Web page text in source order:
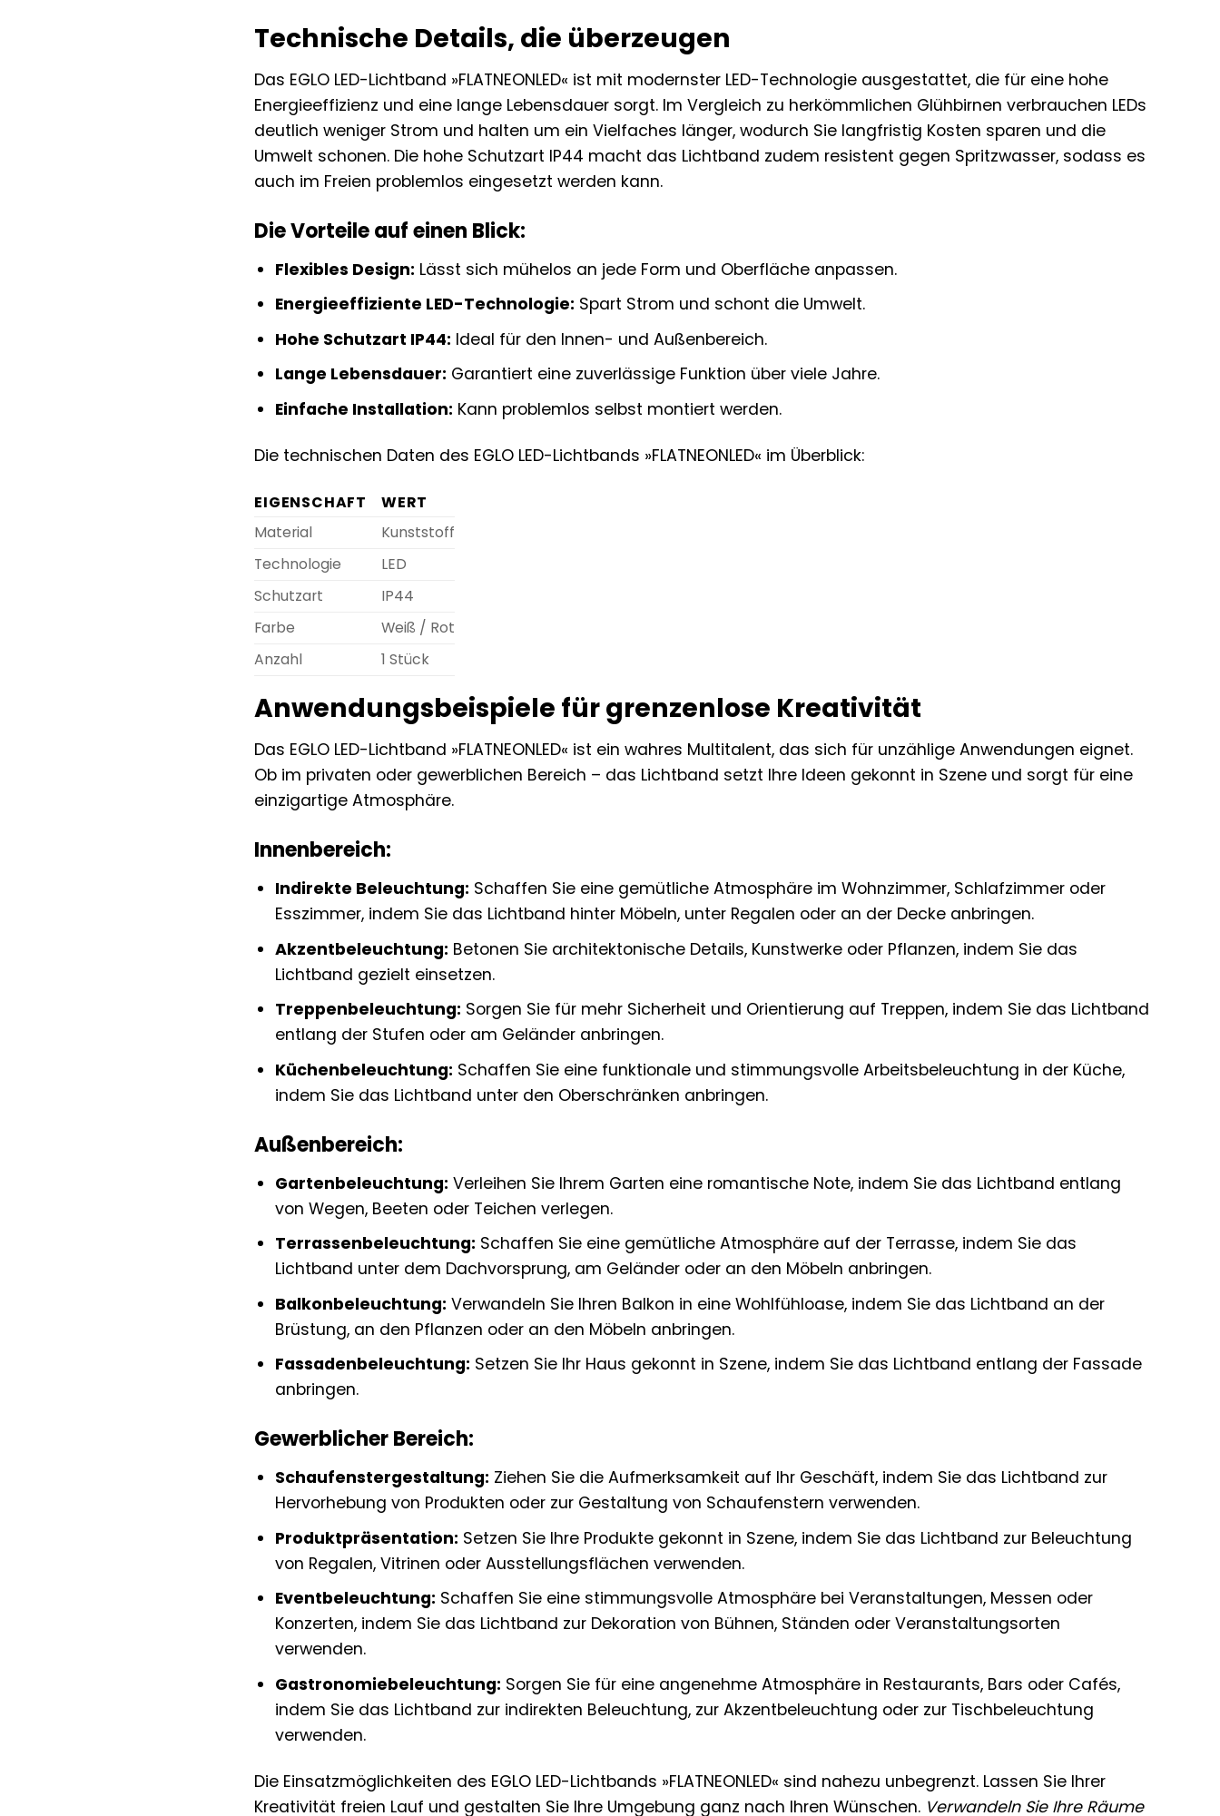
Technische Details, die überzeugen
Das EGLO LED-Lichtband »FLATNEONLED« ist mit modernster LED-Technologie ausgestattet, die für eine hohe
Energieeffizienz und eine lange Lebensdauer sorgt. Im Vergleich zu herkömmlichen Glühbirnen verbrauchen LEDs
deutlich weniger Strom und halten um ein Vielfaches länger, wodurch Sie langfristig Kosten sparen und die
Umwelt schonen. Die hohe Schutzart IP44 macht das Lichtband zudem resistent gegen Spritzwasser, sodass es
auch im Freien problemlos eingesetzt werden kann.
Die Vorteile auf einen Blick:
Flexibles Design: Lässt sich mühelos an jede Form und Oberfläche anpassen.
Energieeffiziente LED-Technologie: Spart Strom und schont die Umwelt.
Hohe Schutzart IP44: Ideal für den Innen- und Außenbereich.
Lange Lebensdauer: Garantiert eine zuverlässige Funktion über viele Jahre.
Einfache Installation: Kann problemlos selbst montiert werden.
Die technischen Daten des EGLO LED-Lichtbands »FLATNEONLED« im Überblick:
EIGENSCHAFT
WERT
Material
Kunststoff
Technologie
LED
Schutzart
IP44
Farbe
Weiß / Rot
Anzahl
1 Stück
Anwendungsbeispiele für grenzenlose Kreativität
Das EGLO LED-Lichtband »FLATNEONLED« ist ein wahres Multitalent, das sich für unzählige Anwendungen eignet.
Ob im privaten oder gewerblichen Bereich – das Lichtband setzt Ihre Ideen gekonnt in Szene und sorgt für eine
einzigartige Atmosphäre.
Innenbereich:
Indirekte Beleuchtung: Schaffen Sie eine gemütliche Atmosphäre im Wohnzimmer, Schlafzimmer oder
Esszimmer, indem Sie das Lichtband hinter Möbeln, unter Regalen oder an der Decke anbringen.
Akzentbeleuchtung: Betonen Sie architektonische Details, Kunstwerke oder Pflanzen, indem Sie das
Lichtband gezielt einsetzen.
Treppenbeleuchtung: Sorgen Sie für mehr Sicherheit und Orientierung auf Treppen, indem Sie das Lichtband
entlang der Stufen oder am Geländer anbringen.
Küchenbeleuchtung: Schaffen Sie eine funktionale und stimmungsvolle Arbeitsbeleuchtung in der Küche,
indem Sie das Lichtband unter den Oberschränken anbringen.
Außenbereich:
Gartenbeleuchtung: Verleihen Sie Ihrem Garten eine romantische Note, indem Sie das Lichtband entlang
von Wegen, Beeten oder Teichen verlegen.
Terrassenbeleuchtung: Schaffen Sie eine gemütliche Atmosphäre auf der Terrasse, indem Sie das
Lichtband unter dem Dachvorsprung, am Geländer oder an den Möbeln anbringen.
Balkonbeleuchtung: Verwandeln Sie Ihren Balkon in eine Wohlfühloase, indem Sie das Lichtband an der
Brüstung, an den Pflanzen oder an den Möbeln anbringen.
Fassadenbeleuchtung: Setzen Sie Ihr Haus gekonnt in Szene, indem Sie das Lichtband entlang der Fassade
anbringen.
Gewerblicher Bereich:
Schaufenstergestaltung: Ziehen Sie die Aufmerksamkeit auf Ihr Geschäft, indem Sie das Lichtband zur
Hervorhebung von Produkten oder zur Gestaltung von Schaufenstern verwenden.
Produktpräsentation: Setzen Sie Ihre Produkte gekonnt in Szene, indem Sie das Lichtband zur Beleuchtung
von Regalen, Vitrinen oder Ausstellungsflächen verwenden.
Eventbeleuchtung: Schaffen Sie eine stimmungsvolle Atmosphäre bei Veranstaltungen, Messen oder
Konzerten, indem Sie das Lichtband zur Dekoration von Bühnen, Ständen oder Veranstaltungsorten
verwenden.
Gastronomiebeleuchtung: Sorgen Sie für eine angenehme Atmosphäre in Restaurants, Bars oder Cafés,
indem Sie das Lichtband zur indirekten Beleuchtung, zur Akzentbeleuchtung oder zur Tischbeleuchtung
verwenden.
Die Einsatzmöglichkeiten des EGLO LED-Lichtbands »FLATNEONLED« sind nahezu unbegrenzt. Lassen Sie Ihrer
Kreativität freien Lauf und gestalten Sie Ihre Umgebung ganz nach Ihren Wünschen. Verwandeln Sie Ihre Räume